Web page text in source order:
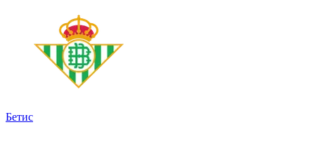
Бетис